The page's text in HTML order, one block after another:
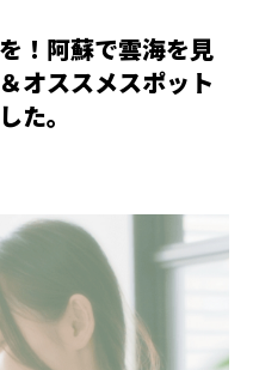
！阿蘇で雲海を見
オススメスポット
た。